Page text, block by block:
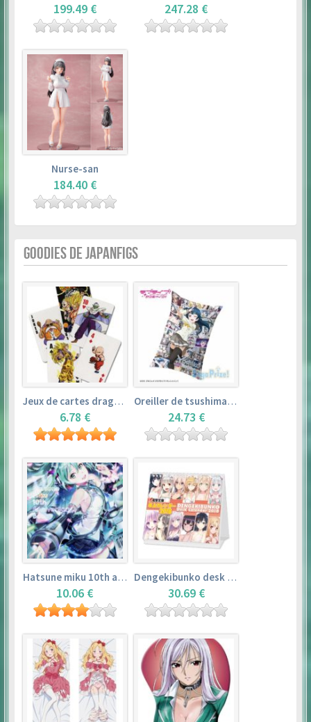
199.49 € 247.28 €
Nurse-san
184.40 €
GOODIES DE JAPANFIGS
Jeux de cartes dragon ball
6.78 €
Oreiller de tsushima yoshiko (35cm×53cm) – love live! sunshine!!
24.73 €
Hatsune miku 10th anniversary book
10.06 €
Dengekibunko desk calendar 2018
30.69 €